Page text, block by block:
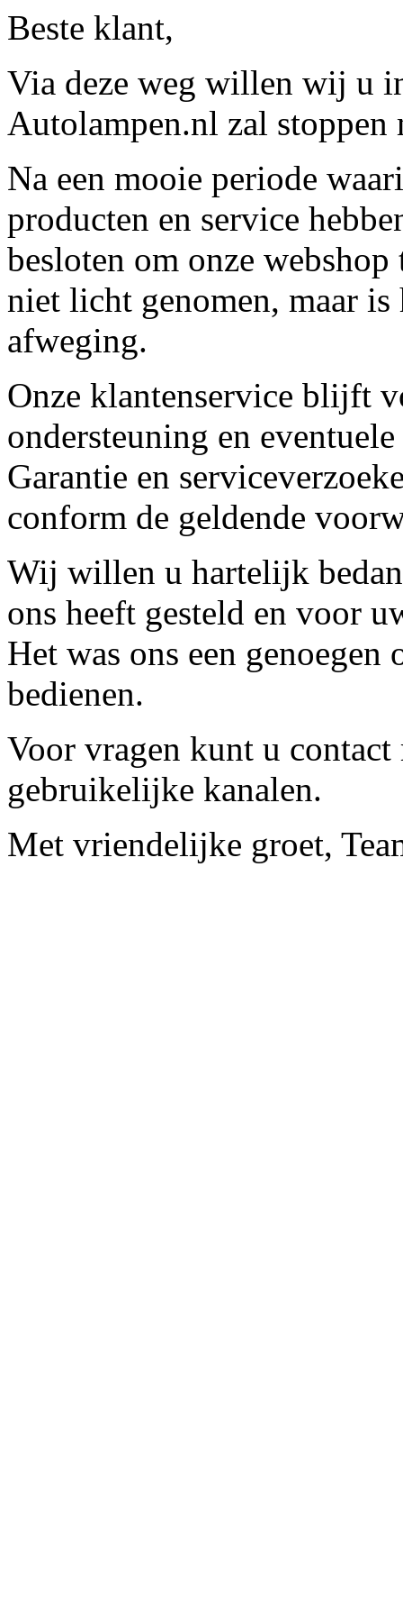
Beste klant,
Via deze weg willen wij u
Autolampen.nl zal stoppen
Na een mooie periode
producten en service
besloten om onze
niet licht genomen, maar
afweging.
Onze klantenservice blijft
ondersteuning en
Garantie en
conform de geldende
Wij willen u hartelijk
ons heeft gesteld en voor
Het was ons een
bedienen.
Voor vragen kunt u contact
gebruikelijke kanalen.
Met vriendelijke groet,